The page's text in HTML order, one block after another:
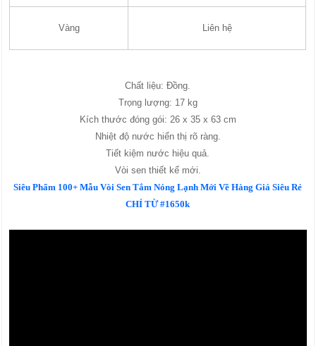
Vàng Liên hệ
Chất liệu: Đồng.
Trọng lượng: 17 kg
Kích thước đóng gói: 26 x 35 x 63 cm
Nhiệt độ nước hiển thị rõ ràng.
Tiết kiệm nước hiệu quả.
Vòi sen thiết kế mới.
Siêu Phẩm 100+ Mẫu Vòi Sen Tắm Nóng Lạnh Mới Về Hàng Giá Siêu Rẻ
CHỈ TỪ #1650k